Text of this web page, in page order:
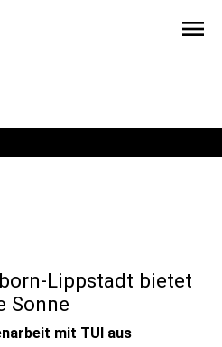
menu
Lippstadt bietet
Sonne
mit TUI aus